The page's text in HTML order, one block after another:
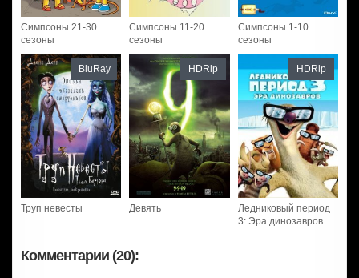
Симпсоны 21-30
сезоны
Симпсоны 11-20
сезоны
Симпсоны 1-10
сезоны
Труп невесты
BluRay
Девять
HDRip
Ледниковый период
3: Эра динозавров
HDRip
Комментарии (20):